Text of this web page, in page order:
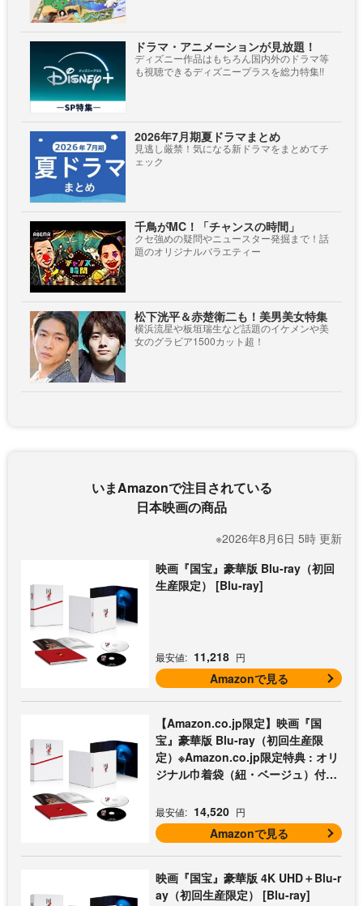
ドラマ・アニメーションが見放題！
ディズニー作品はもちろん国内外のドラマ等
も視聴できるディズニープラスを総力特集!!
2026年7月期夏ドラマまとめ
見逃し厳禁！気になる新ドラマをまとめてチ
ェック
千鳥がMC！「チャンスの時間」
クセ強めの疑問やニュースター発掘まで！話
題のオリジナルバラエティー
松下洸平＆赤楚衛二も！美男美女特集
横浜流星や板垣瑞生など話題のイケメンや美
女のグラビア1500カット超！
いまAmazonで注目されている
日本映画の商品
※2026年8月6日 5時 更新
映画『国宝』豪華版 Blu-ray（初回
生産限定） [Blu-ray]
最安値: 11,218 円
Amazonで見る
【Amazon.co.jp限定】映画『国
宝』豪華版 Blu-ray（初回生産限
定）※Amazon.co.jp限定特典 : オリ
ジナル巾着袋（紐・ベージュ）付き
最安値: 14,520 円
Amazonで見る
映画『国宝』豪華版 4K UHD＋Blu-r
ay（初回生産限定） [Blu-ray]